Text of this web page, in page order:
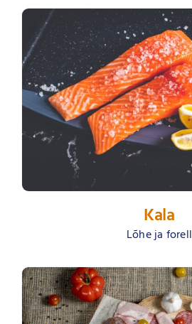
Kala
Lõhe ja forell